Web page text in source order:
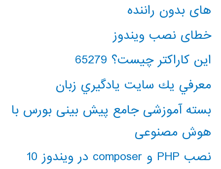
های بدون راننده
خطای نصب ویندوز
این کاراکتر چیست؟ 65279
معرفي يك سايت يادگيري زبان
بسته آموزشی جامع پیش بینی بورس با
هوش مصنوعی
نصب PHP و composer در ویندوز 10